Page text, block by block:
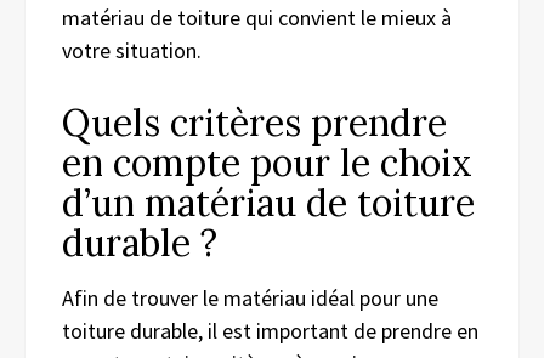
matériau de toiture qui convient le mieux à
votre situation.
Quels critères prendre
en compte pour le choix
d’un matériau de toiture
durable ?
Afin de trouver le matériau idéal pour une
toiture durable, il est important de prendre en